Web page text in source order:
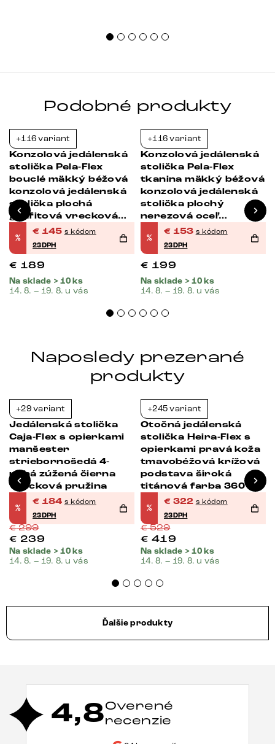
Podobné produkty
+116 variant
Konzolová jedálenská
stolička Pela-Flex
bouclé mäkký béžová
konzolová jedálenská
stolička plochá
grafitová vrecková
pružina
%
€ 145 s kódom
23DPH
€ 189
Na sklade > 10 ks
14. 8. – 19. 8. u vás
+116 variant
Konzolová jedálenská
stolička Pela-Flex
tkanina mäkký béžová
konzolová jedálenská
stolička plochý
nerezová oceľ
vrecková pružina
%
€ 153 s kódom
23DPH
€ 199
Na sklade > 10 ks
14. 8. – 19. 8. u vás
Naposledy prezerané
produkty
+29 variant
Jedálenská stolička
Caja-Flex s opierkami
manšester
striebornošedá 4-
nohá zúžená čierna
vrecková pružina
%
€ 184 s kódom
23DPH
€299
€ 239
Na sklade > 10 ks
14. 8. – 19. 8. u vás
+245 variant
Otočná jedálenská
stolička Heira-Flex s
opierkami pravá koža
tmavobéžová krížová
podstava široká
titánová farba 360°
otočná vrecková
pružina
%
€ 322 s kódom
23DPH
€529
€ 419
Na sklade > 10 ks
14. 8. – 19. 8. u vás
Ďalšie produkty
4,8Overené
recenzie